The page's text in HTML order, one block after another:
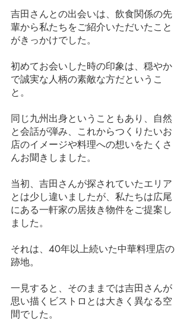
吉田さんとの出会いは、飲食関係の先
輩から私たちをご紹介いただいたこと
がきっかけでした。
初めてお会いした時の印象は、穏やか
で誠実な人柄の素敵な方だというこ
と。
同じ九州出身ということもあり、自然
と会話が弾み、これからつくりたいお
店のイメージや料理への想いをたくさ
んお聞きしました。
当初、吉田さんが探されていたエリア
とは少し違いましたが、私たちは広尾
にある一軒家の居抜き物件をご提案し
ました。
それは、40年以上続いた中華料理店の
跡地。
一見すると、そのままでは吉田さんが
思い描くビストロとは大きく異なる空
間でした。